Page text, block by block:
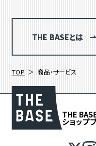
THE BASEとは
TOP 商品・サービス
THE
ショップ